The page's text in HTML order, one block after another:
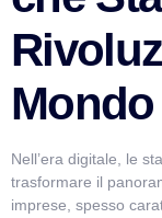
Nell’era digitale, le
trasformare il
imprese, spesso